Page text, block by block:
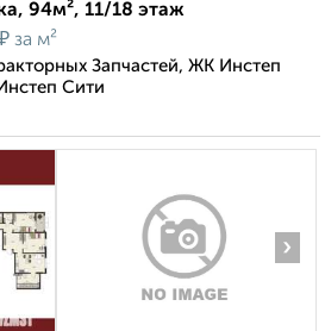
94м², 11/18 этаж
₽ за м²
Запчастей, ЖК Инстеп
Сити
›